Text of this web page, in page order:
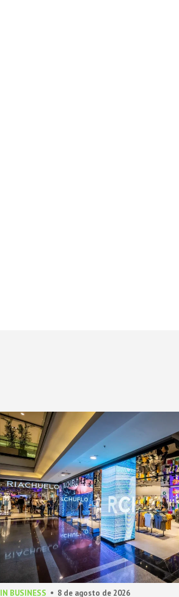
IN BUSINESS 8 de agosto de 2026